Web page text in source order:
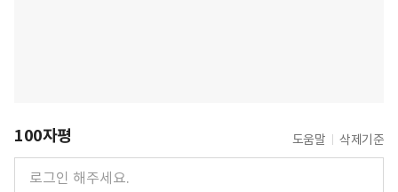
100자평 도움말 삭제기준